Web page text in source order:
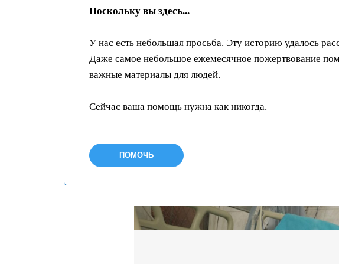
Поскольку вы здесь...
У нас есть небольшая просьба. Эту историю удалось
Даже самое небольшое ежемесячное пожертвование
важные материалы для людей.
Сейчас ваша помощь нужна как никогда.
ПОМОЧЬ